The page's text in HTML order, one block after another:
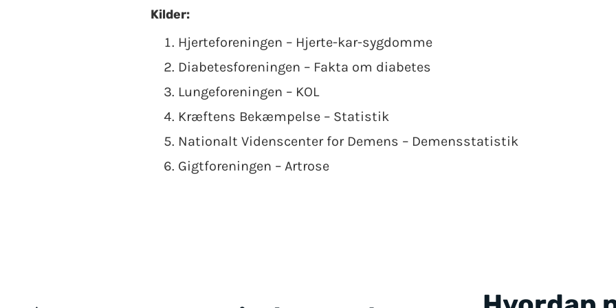
Kilder:
Hjerteforeningen – Hjerte-kar-sygdomme
Diabetesforeningen – Fakta om diabetes
Lungeforeningen – KOL
Kræftens Bekæmpelse – Statistik
Nationalt Videnscenter for Demens – Demensstatistik
Gigtforeningen – Artrose
navigation